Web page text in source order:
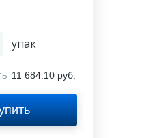
упак
11 684.10 руб.